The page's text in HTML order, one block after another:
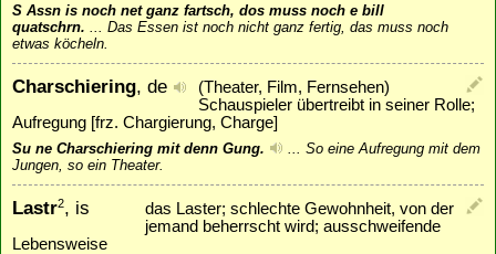
S Assn is noch net ganz fartsch, dos muss noch e bill
quatschrn.
Das Essen ist noch nicht ganz fertig, das muss noch
etwas köcheln.
Charschiering, de
(Theater, Film, Fernsehen)
Schauspieler übertreibt in seiner Rolle;
Aufregung [frz. Chargierung, Charge]
Su ne Charschiering mit denn Gung.
So eine Aufregung mit dem
Jungen, so ein Theater.
Lastr2, is
das Laster; schlechte Gewohnheit, von der
jemand beherrscht wird; ausschweifende
Lebensweise